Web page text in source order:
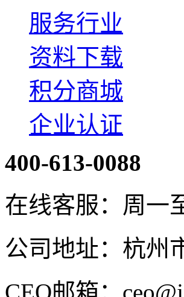
服务行业
资料下载
积分商城
企业认证
400-613-0088
在线客服：周一
公司地址：杭州